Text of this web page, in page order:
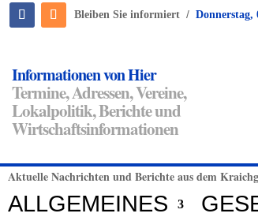
Bleiben Sie informiert / Donnerstag,
Informationen von Hier
Termine, Adressen, Vereine,
Lokalpolitik, Berichte und
Wirtschaftsinformationen
Aktuelle Nachrichten und Berichte aus dem
ALLGEMEINES